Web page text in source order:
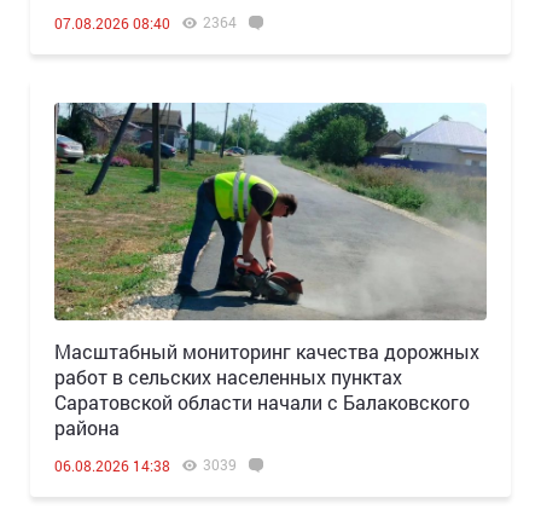
07.08.2026 08:40 2364
Масштабный мониторинг качества дорожных
работ в сельских населенных пунктах
Саратовской области начали с Балаковского
района
06.08.2026 14:38 3039